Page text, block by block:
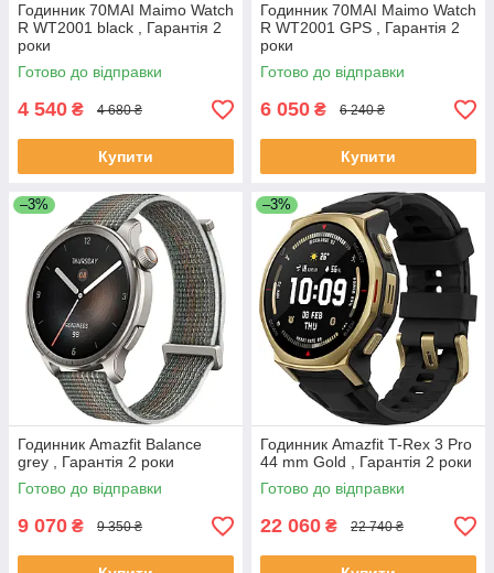
Годинник 70MAI Maimo Watch
R WT2001 black , Гарантія 2
роки
Готово до відправки
4 540 ₴ 4 680 ₴
Купити
Годинник 70MAI Maimo Watch
R WT2001 GPS , Гарантія 2
роки
Готово до відправки
6 050 ₴ 6 240 ₴
Купити
–3%
Годинник Amazfit Balance
grey , Гарантія 2 роки
Готово до відправки
9 070 ₴ 9 350 ₴
–3%
Годинник Amazfit T-Rex 3 Pro
44 mm Gold , Гарантія 2 роки
Готово до відправки
22 060 ₴ 22 740 ₴